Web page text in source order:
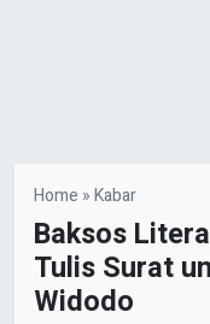
Home »Kabar
Baksos
Tulis Surat
Widodo